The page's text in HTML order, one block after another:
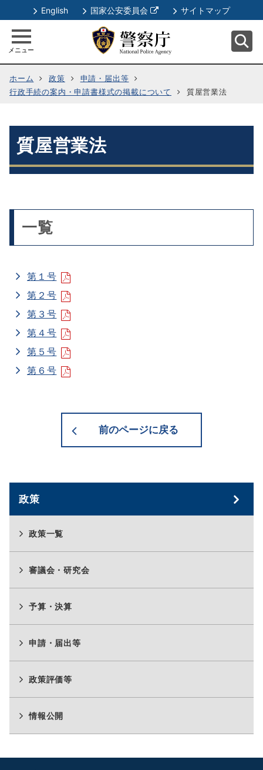
English 国家公安委員会
別
ウ
ィ
ン
ド
で
サイトマップ
メニュー
ホーム 政策
申請・届出等
行政手続の案内・申請書様式の掲載について
質屋営業法
質屋営業法
一覧
第１号
第２号
第３号
第４号
第５号
第６号
前のページに戻る
政策
政策一覧
審議会・研究会
予算・決算
申請・届出等
政策評価等
情報公開